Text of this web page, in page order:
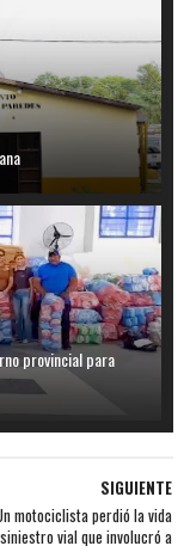
provincial para
SIGUIENTE
motociclista perdió la vida
vial que involucró a